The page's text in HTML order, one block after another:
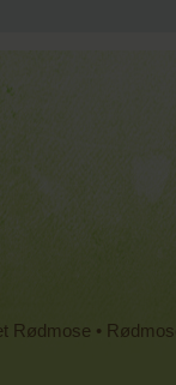
Rødmose •